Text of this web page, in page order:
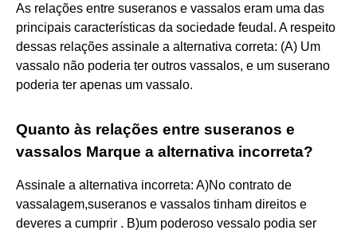
As relações entre suseranos e vassalos eram uma das
principais características da sociedade feudal. A respeito
dessas relações assinale a alternativa correta: (A) Um
vassalo não poderia ter outros vassalos, e um suserano
poderia ter apenas um vassalo.
Quanto às relações entre suseranos e
vassalos Marque a alternativa incorreta?
Assinale a alternativa incorreta: A)No contrato de
vassalagem,suseranos e vassalos tinham direitos e
deveres a cumprir . B)um poderoso vessalo podia ser